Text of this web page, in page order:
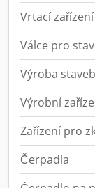
Vrtací zařízení
Válce pro
Výroba
Výrobní
Zařízení pro
Čerpadla